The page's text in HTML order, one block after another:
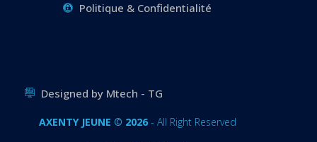
Politique & Confidentialité
Designed by Mtech - TG
AXENTY JEUNE © 2026- All Right Reserved